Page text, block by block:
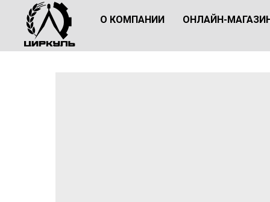
О КОМПАНИИ ОНЛАЙН-